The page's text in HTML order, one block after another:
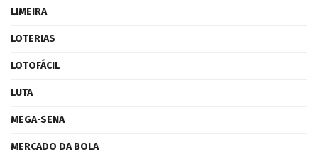
LIMEIRA
LOTERIAS
LOTOFÁCIL
LUTA
MEGA-SENA
MERCADO DA BOLA